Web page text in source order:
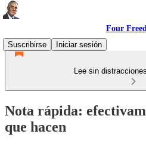
Four
Suscribirse
Iniciar sesión
Lee sin
Nota rápida:
que hacen